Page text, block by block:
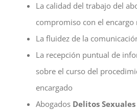
La calidad del trabajo del
compromiso con el encargo
La fluidez de la
La recepción puntual de
sobre el curso del
encargado
Abogados Delitos Sexuales